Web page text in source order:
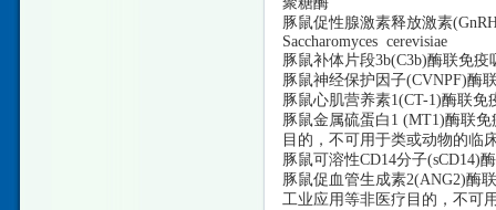
豚鼠促性腺激素释放激素
Saccharomyces cerevisiae
豚鼠补体片段3b(C3b)酶联免
豚鼠神经保护因子(CVNPF)酶
豚鼠心肌营养素1(CT-1)酶联免
豚鼠金属硫蛋白 1 (MT1)酶联
目的，不可用于类或动物的临
豚鼠可溶性CD14分子(sCD14)
豚鼠促血管生成素2(ANG2)酶
工业应用等非医疗目的，不可